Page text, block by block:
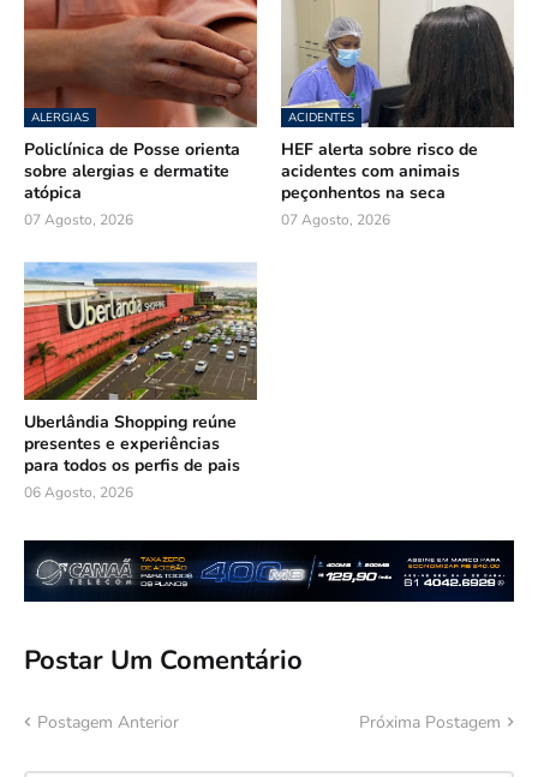
ALERGIAS
Policlínica de Posse orienta
sobre alergias e dermatite
atópica
07 Agosto, 2026
ACIDENTES
HEF alerta sobre risco de
acidentes com animais
peçonhentos na seca
07 Agosto, 2026
Uberlândia Shopping reúne
presentes e experiências
para todos os perfis de pais
06 Agosto, 2026
Postar Um Comentário
Postagem Anterior Próxima Postagem